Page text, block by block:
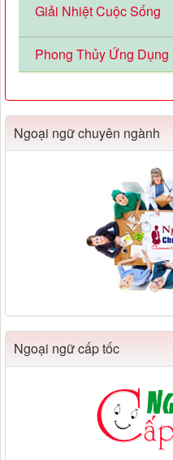
Giải Nhiệt Cuộc Sống
Phong Thủy Ứng Dụng
Ngoại ngữ chuyên ngành
Ngoại ngữ cấp tốc